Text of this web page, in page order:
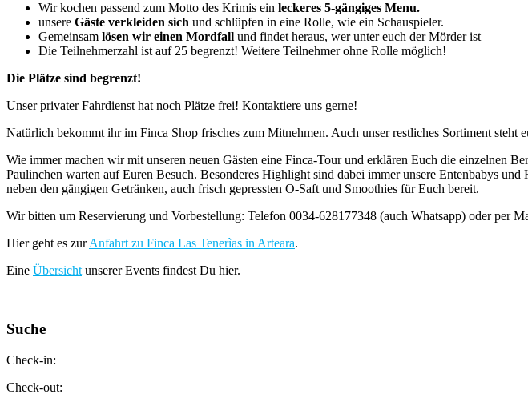
Wir kochen passend zum Motto des Krimis ein leckeres 5-gängiges Menu.
unsere Gäste verkleiden sich und schlüpfen in eine Rolle, wie ein Schauspieler.
Gemeinsam lösen wir einen Mordfall und findet heraus, wer unter euch der Mörder ist
Die Teilnehmerzahl ist auf 25 begrenzt! Weitere Teilnehmer ohne Rolle möglich!
Die Plätze sind begrenzt!
Unser privater Fahrdienst hat noch Plätze frei! Kontaktiere uns gerne!
Natürlich bekommt ihr im Finca Shop frisches zum Mitnehmen. Auch unser restliches Sortiment steht
Wie immer machen wir mit unseren neuen Gästen eine Finca-Tour und erklären Euch die einzelnen
Paulinchen warten auf Euren Besuch. Besonderes Highlight sind dabei immer unsere Entenbabys
neben den gängigen Getränken, auch frisch gepressten O-Saft und Smoothies für Euch bereit.
Wir bitten um Reservierung und Vorbestellung: Telefon 0034-628177348 (auch Whatsapp) oder per
Hier geht es zurAnfahrt zu Finca Las Tenerìas in Arteara.
Eine Übersicht unserer Events findest Du hier.
Suche
Check-in:
Check-out: